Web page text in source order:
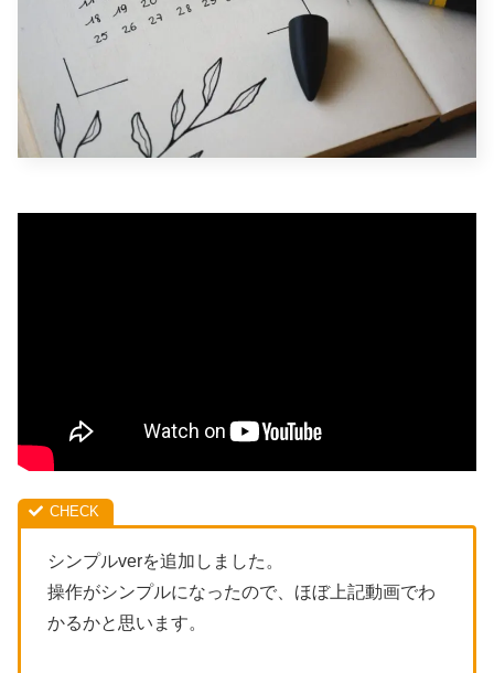
シンプルverを追加しました。
操作がシンプルになったので、ほぼ上記動画でわ
かるかと思います。